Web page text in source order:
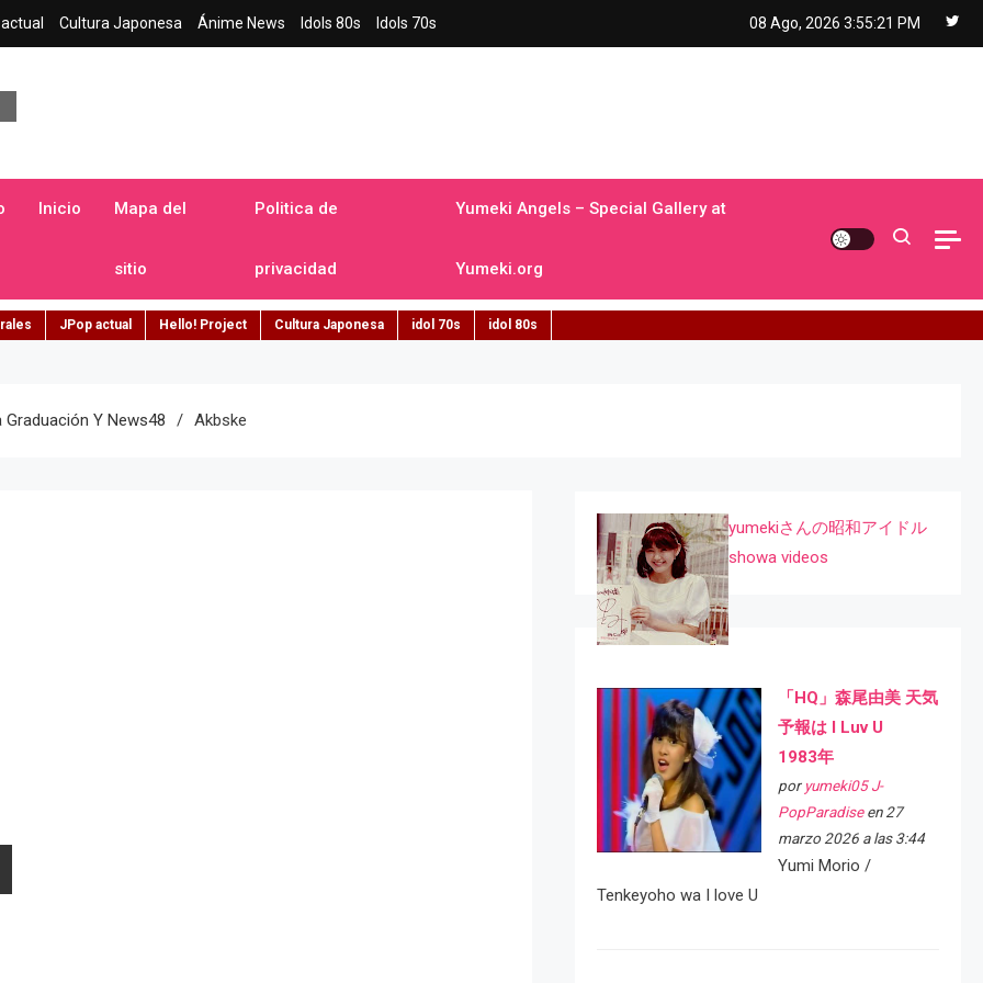
Cultura Japonesa Ánime News Idols 80s Idols 70s 08 Ago, 2026 3:55:22 PM
Inicio Mapa del
sitio
Politica de
privacidad
Yumeki Angels – Special Gallery at
Yumeki.org
JPop actual Hello! Project Cultura Japonesa idol 70s idol 80s
Graduación Y News48 Akbske
yumekiさんの昭和アイドル
showa videos
「HQ」森尾由美 天気
予報は I Luv U
1983年
por yumeki05 J-
PopParadiseen 27
marzo 2026 a las 3:44
Yumi Morio /
Tenkeyoho wa I love U